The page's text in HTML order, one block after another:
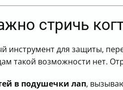
стричь
инструмент для защиты,
такой возможности нет.
в подушечки лап,